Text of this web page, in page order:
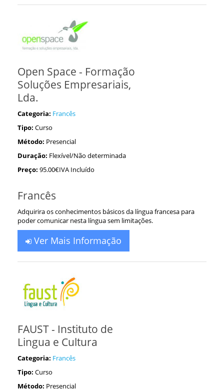
Open Space - Formação
Soluções Empresariais,
Lda.
Categoria: Francês
Tipo: Curso
Método: Presencial
Duração: Flexível/Não determinada
Preço: 95.00€IVA Incluído
Francês
Adquirira os conhecimentos básicos da língua francesa para
poder comunicar nesta língua sem limitações.
Ver Mais Informação
FAUST - Instituto de
Lingua e Cultura
Categoria: Francês
Tipo: Curso
Método: Presencial